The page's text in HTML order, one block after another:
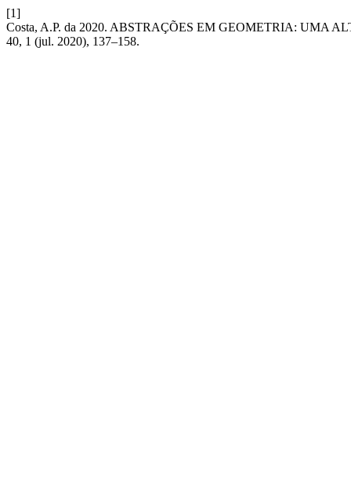
[1]
Costa, A.P. da 2020. ABSTRAÇÕES EM GEOMETRIA: UMA
40, 1 (jul. 2020), 137–158.